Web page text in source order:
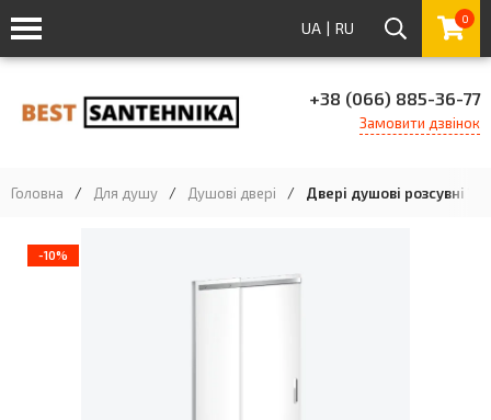
UA | RU 0
+38 (066) 885-36-77
Замовити дзвінок
Головна / Для душу / Душові двері / Двері душові розсувні
-10%